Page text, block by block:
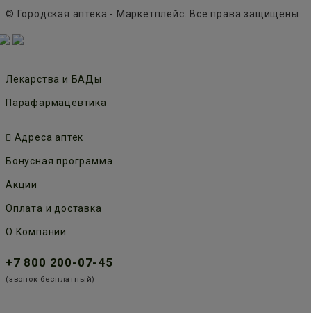
© Городская аптека - Маркетплейс. Все права защищены
Лекарства и БАДы
Парафармацевтика
Адреса аптек
Бонусная программа
Акции
Оплата и доставка
О Компании
+7 800 200-07-45
(звонок бесплатный)